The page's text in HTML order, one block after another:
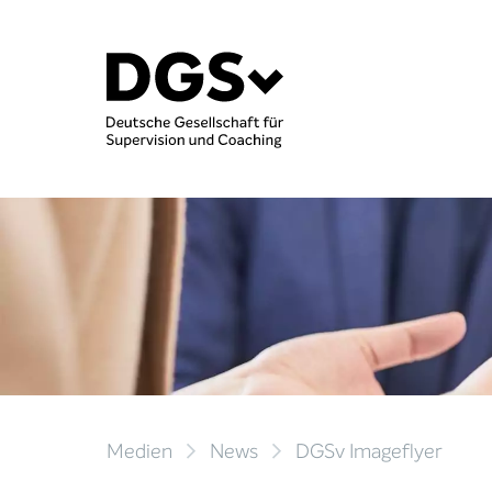
Medien News DGSv Imageflyer